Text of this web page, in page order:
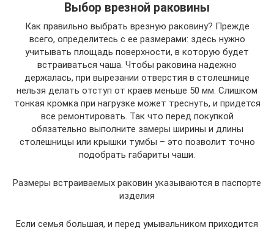
Выбор врезной раковины
Как правильно выбрать врезную раковину? Прежде
всего, определитесь с ее размерами: здесь нужно
учитывать площадь поверхности, в которую будет
встраиваться чаша. Чтобы раковина надежно
держалась, при вырезании отверстия в столешнице
нельзя делать отступ от краев меньше 50 мм. Слишком
тонкая кромка при нагрузке может треснуть, и придется
все ремонтировать. Так что перед покупкой
обязательно выполните замеры ширины и длины
столешницы или крышки тумбы – это позволит точно
подобрать габариты чаши.
Размеры встраиваемых раковин указываются в паспорте
изделия
Если семья большая, и перед умывальником приходится